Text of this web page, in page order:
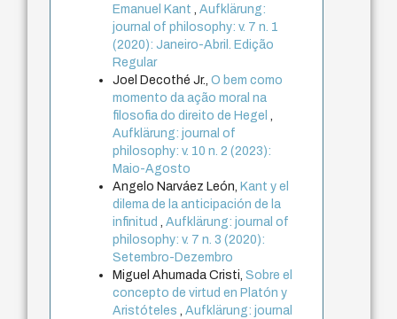
Emanuel Kant,Aufklärung:
journal of philosophy: v. 7 n. 1
(2020): Janeiro-Abril. Edição
Regular
Joel Decothé Jr.,O bem como
momento da ação moral na
filosofia do direito de Hegel,
Aufklärung: journal of
philosophy: v. 10 n. 2 (2023):
Maio-Agosto
Angelo Narváez León, Kant y el
dilema de la anticipación de la
infinitud,Aufklärung: journal of
philosophy: v. 7 n. 3 (2020):
Setembro-Dezembro
Miguel Ahumada Cristi,Sobre el
concepto de virtud en Platón y
Aristóteles,Aufklärung: journal